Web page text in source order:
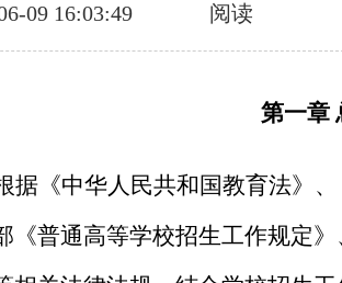
09 16:03:49 阅读
第一章
据《中华人民共和国教育法》 、
《普通高等学校招生工作规定